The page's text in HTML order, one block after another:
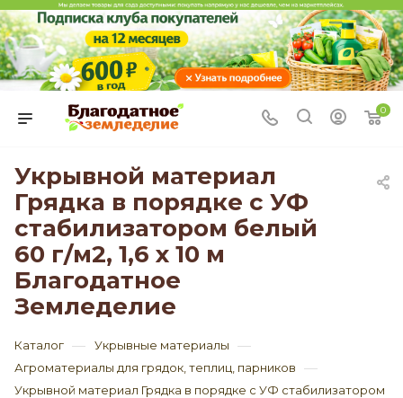
0
Укрывной материал
Грядка в порядке с УФ
стабилизатором белый
60 г/м2, 1,6 х 10 м
Благодатное
Земледелие
Каталог — Укрывные материалы —
Агроматериалы для грядок, теплиц, парников —
Укрывной материал Грядка в порядке с УФ стабилизатором